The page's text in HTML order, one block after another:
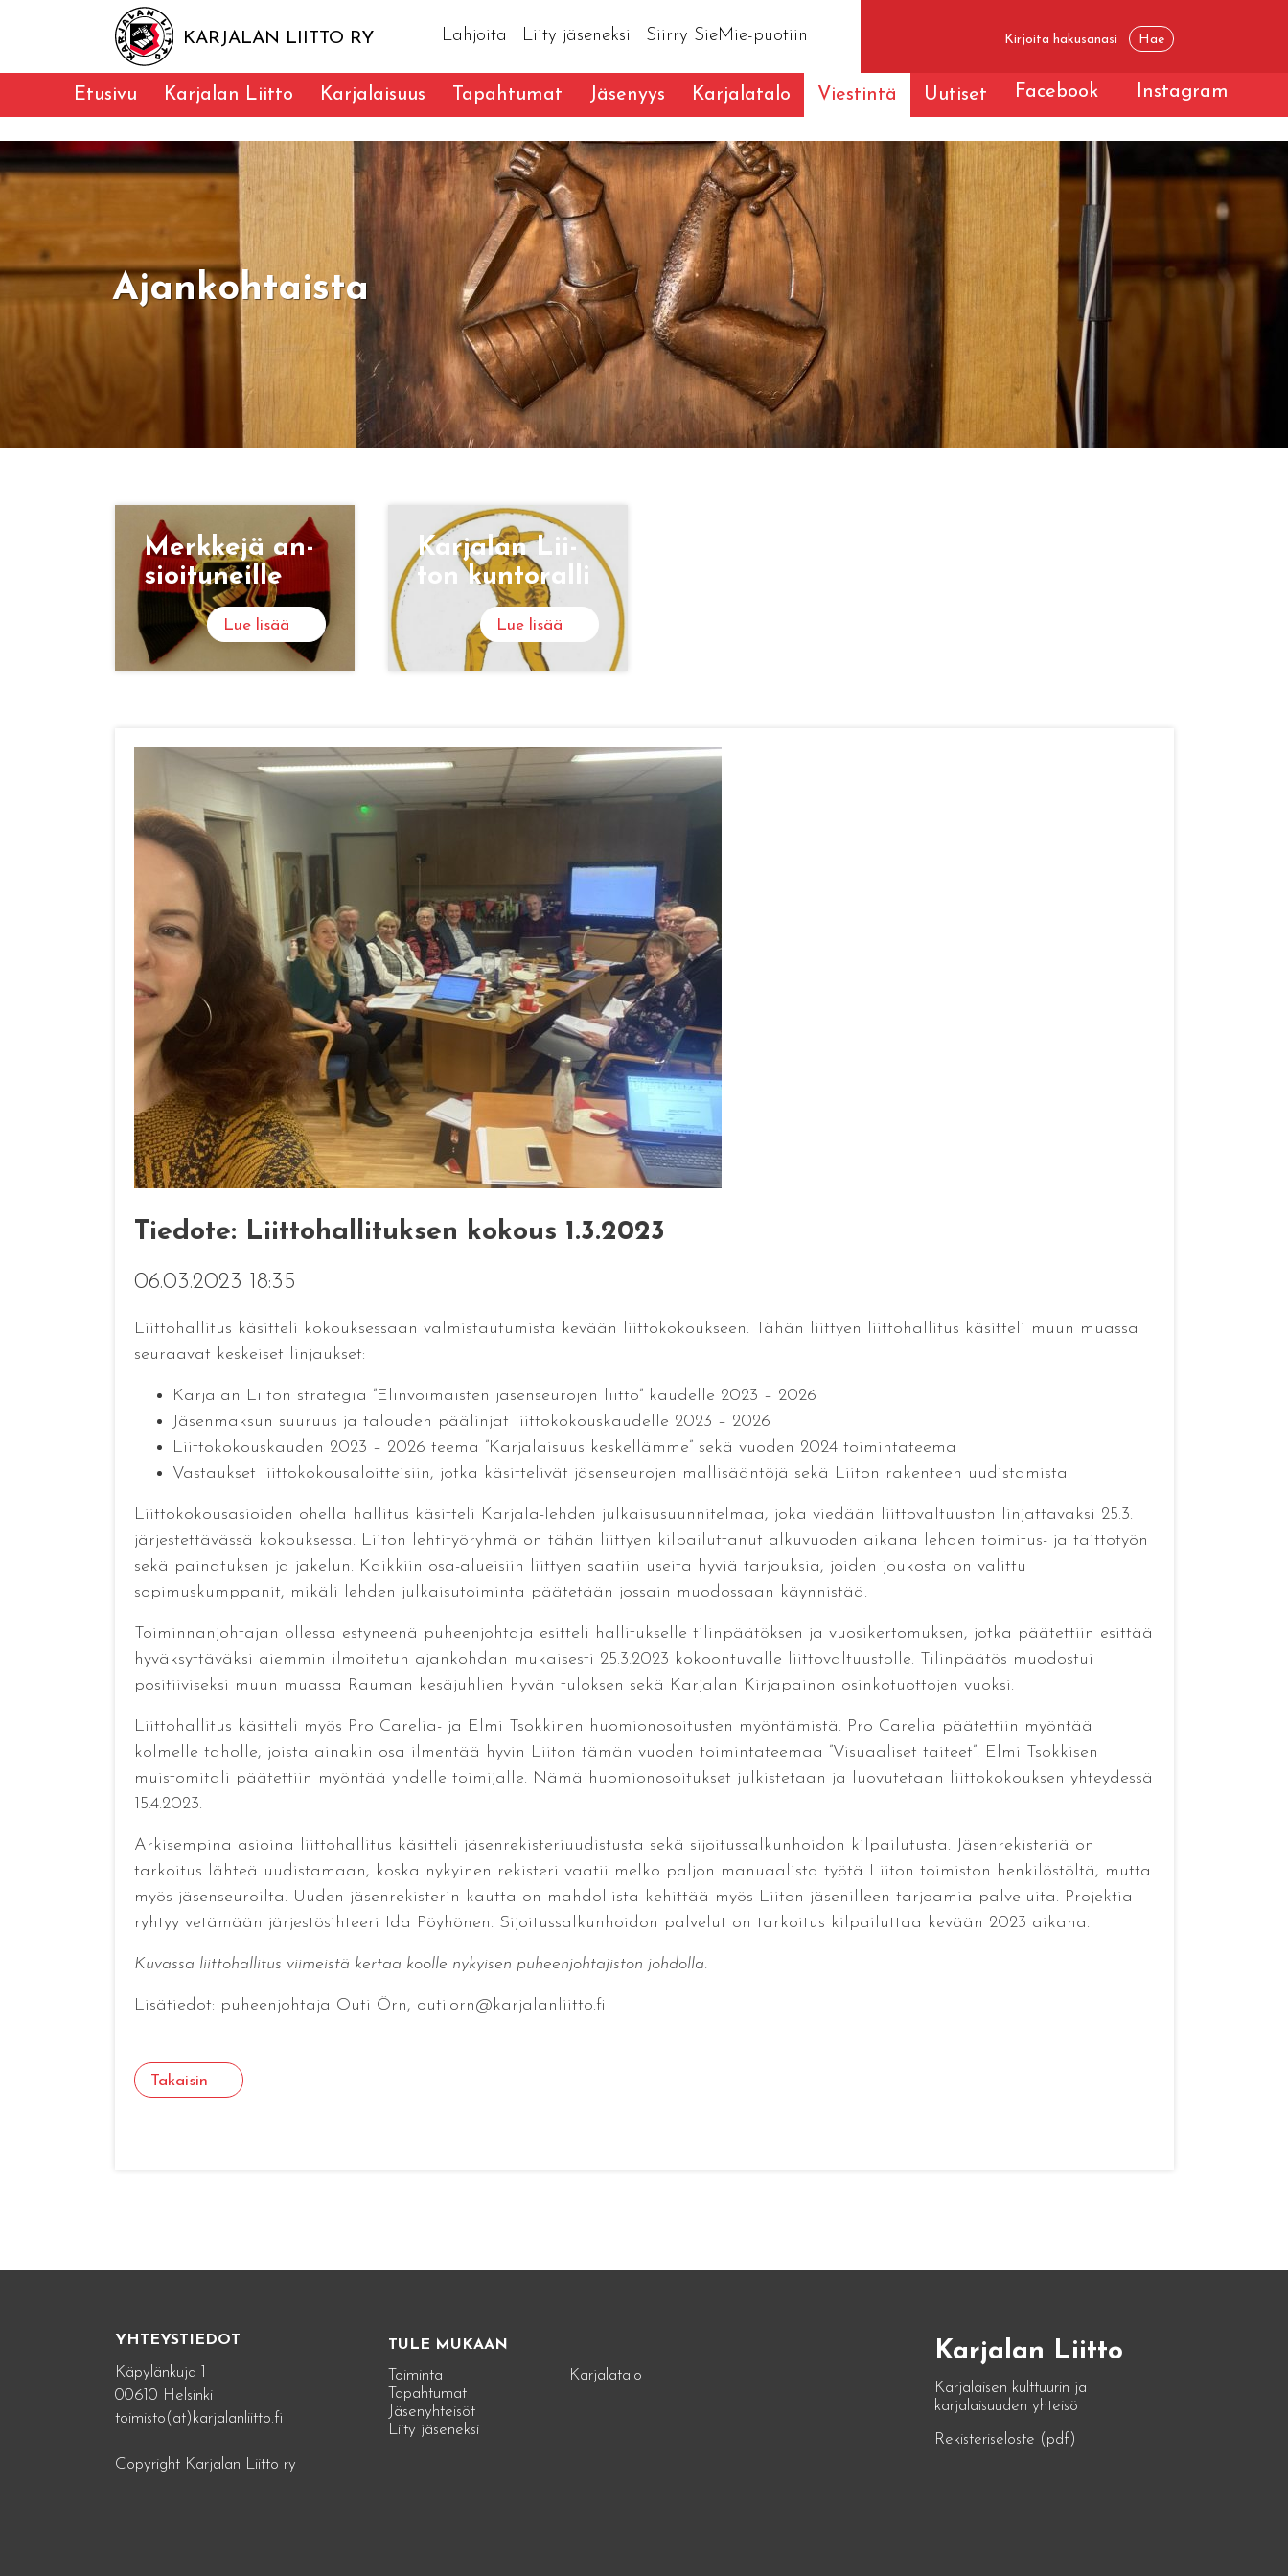
KARJALAN LIITTO RY Lahjoita Liity jäseneksi Siirry SieMie-puotiin
Etusivu Karjalan Liitto Karjalaisuus Tapahtumat Jäsenyys Karjalatalo Viestintä Uutiset Facebook Instagram
Ajankohtaista
Merk­ke­jä an­
sioi­tu­neil­le
Lue lisää
Kar­ja­lan Lii­
ton kun­to­ral­li
Lue lisää
Tiedote: Liittohallituksen kokous 1.3.2023
06.03.2023 18:35
Liittohallitus käsitteli kokouksessaan valmistautumista kevään liittokokoukseen. Tähän liittyen liittohallitus käsitteli muun muassa
seuraavat keskeiset linjaukset:
Karjalan Liiton strategia ”Elinvoimaisten jäsenseurojen liitto” kaudelle 2023 – 2026
Jäsenmaksun suuruus ja talouden päälinjat liittokokouskaudelle 2023 – 2026
Liittokokouskauden 2023 – 2026 teema ”Karjalaisuus keskellämme” sekä vuoden 2024 toimintateema
Vastaukset liittokokousaloitteisiin, jotka käsittelivät jäsenseurojen mallisääntöjä sekä Liiton rakenteen uudistamista.
Liittokokousasioiden ohella hallitus käsitteli Karjala-lehden julkaisusuunnitelmaa, joka viedään liittovaltuuston linjattavaksi 25.3.
järjestettävässä kokouksessa. Liiton lehtityöryhmä on tähän liittyen kilpailuttanut alkuvuoden aikana lehden toimitus- ja taittotyön
sekä painatuksen ja jakelun. Kaikkiin osa-alueisiin liittyen saatiin useita hyviä tarjouksia, joiden joukosta on valittu
sopimuskumppanit, mikäli lehden julkaisutoiminta päätetään jossain muodossaan käynnistää.
Toiminnanjohtajan ollessa estyneenä puheenjohtaja esitteli hallitukselle tilinpäätöksen ja vuosikertomuksen, jotka päätettiin esittää
hyväksyttäväksi aiemmin ilmoitetun ajankohdan mukaisesti 25.3.2023 kokoontuvalle liittovaltuustolle. Tilinpäätös muodostui
positiiviseksi muun muassa Rauman kesäjuhlien hyvän tuloksen sekä Karjalan Kirjapainon osinkotuottojen vuoksi.
Liittohallitus käsitteli myös Pro Carelia- ja Elmi Tsokkinen huomionosoitusten myöntämistä. Pro Carelia päätettiin myöntää
kolmelle taholle, joista ainakin osa ilmentää hyvin Liiton tämän vuoden toimintateemaa ”Visuaaliset taiteet”. Elmi Tsokkisen
muistomitali päätettiin myöntää yhdelle toimijalle. Nämä huomionosoitukset julkistetaan ja luovutetaan liittokokouksen yhteydessä
15.4.2023.
Arkisempina asioina liittohallitus käsitteli jäsenrekisteriuudistusta sekä sijoitussalkunhoidon kilpailutusta. Jäsenrekisteriä on
tarkoitus lähteä uudistamaan, koska nykyinen rekisteri vaatii melko paljon manuaalista työtä Liiton toimiston henkilöstöltä, mutta
myös jäsenseuroilta. Uuden jäsenrekisterin kautta on mahdollista kehittää myös Liiton jäsenilleen tarjoamia palveluita. Projektia
ryhtyy vetämään järjestösihteeri Ida Pöyhönen. Sijoitussalkunhoidon palvelut on tarkoitus kilpailuttaa kevään 2023 aikana.
Kuvassa liittohallitus viimeistä kertaa koolle nykyisen puheenjohtajiston johdolla.
Lisätiedot: puheenjohtaja Outi Örn, outi.orn@karjalanliitto.fi
Takaisin
YHTEYSTIEDOT
Käpylänkuja 1
00610 Helsinki
toimisto(at)karjalanliitto.fi
Copyright Karjalan Liitto ry
TULE MUKAAN
Toiminta
Tapahtumat
Jäsenyhteisöt
Liity jäseneksi
Karjalatalo
Karjalan Liitto
Karjalaisen kulttuurin ja
karjalaisuuden yhteisö
Rekisteriseloste (pdf)